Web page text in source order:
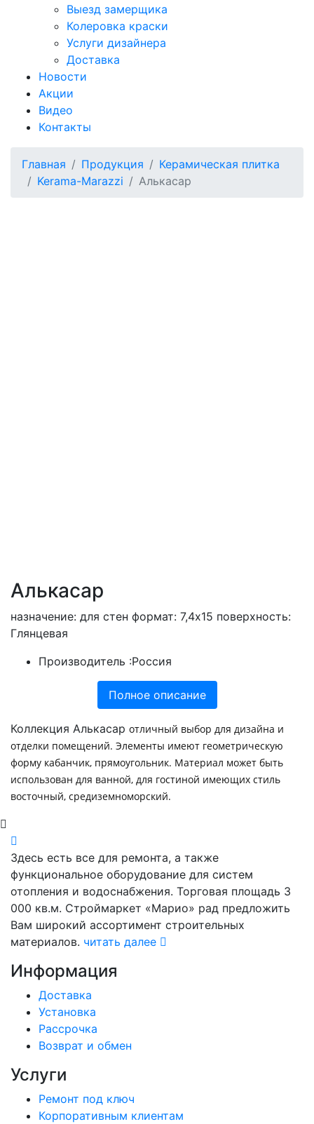
Выезд замерщика
Колеровка краски
Услуги дизайнера
Доставка
Новости
Акции
Видео
Контакты
Главная Продукция
Керамическая плитка
Kerama-Marazzi
Алькасар
Алькасар
назначение: для стен формат: 7,4х15 поверхность:
Глянцевая
Производитель :Россия
Полное описание
Коллекция Алькасар отличный выбор для дизайна и
отделки помещений. Элементы имеют геометрическую
форму кабанчик, прямоугольник. Материал может быть
использован для ванной, для гостиной имеющих стиль
восточный, средиземноморский.
Здесь есть все для ремонта, а также
функциональное оборудование для систем
отопления и водоснабжения. Торговая площадь 3
000 кв.м. Строймаркет «Марио» рад предложить
Вам широкий ассортимент строительных
материалов. читать далее
Информация
Доставка
Установка
Рассрочка
Возврат и обмен
Услуги
Ремонт под ключ
Корпоративным клиентам